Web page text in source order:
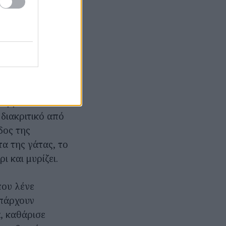
έχει
από
της
της γάτας, το
και μυρίζει.
λένε
καθάρισε